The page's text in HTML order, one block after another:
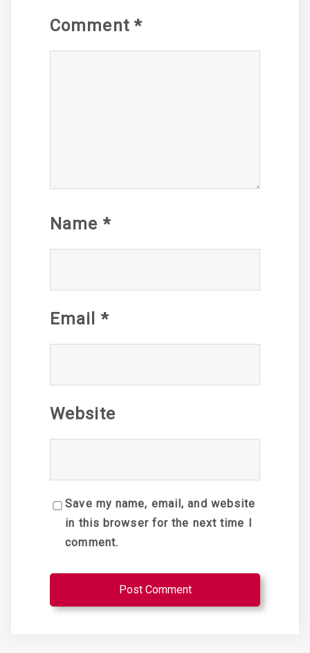
Comment *
Name *
Email *
Website
Save my name, email, and website
in this browser for the next time I
comment.